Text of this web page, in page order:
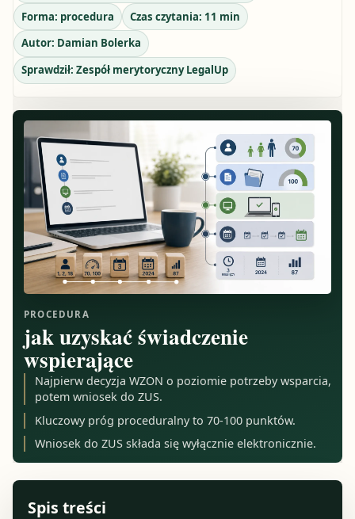
Forma: procedura Czas czytania: 11 min
Autor: Damian Bolerka
Sprawdził: Zespół merytoryczny LegalUp
PROCEDURA
jak uzyskać świadczenie
wspierające
Najpierw decyzja WZON o poziomie potrzeby wsparcia,
potem wniosek do ZUS.
Kluczowy próg proceduralny to 70-100 punktów.
Wniosek do ZUS składa się wyłącznie elektronicznie.
Spis treści